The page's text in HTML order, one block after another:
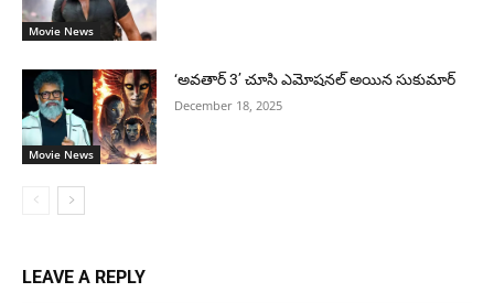
Movie News
Movie News
‘అవతార్ 3’ చూసి ఎమోషనల్ అయిన సుకుమార్
December 18, 2025
LEAVE A REPLY